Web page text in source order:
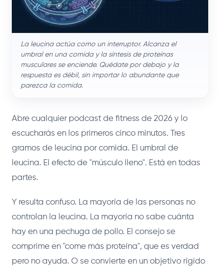
La leucina actúa como un interruptor. Alcanza el
umbral en una comida y la síntesis de proteínas
musculares se enciende. Quédate por debajo y la
respuesta es débil, sin importar lo abundante que
parezca la comida.
Abre cualquier podcast de fitness de 2026 y lo
escucharás en los primeros cinco minutos. Tres
gramos de leucina por comida. El umbral de
leucina. El efecto de "músculo lleno". Está en todas
partes.
Y resulta confuso. La mayoría de las personas no
controlan la leucina. La mayoría no sabe cuánta
hay en una pechuga de pollo. El consejo se
comprime en "come más proteína", que es verdad
pero no ayuda. O se convierte en un objetivo rígido